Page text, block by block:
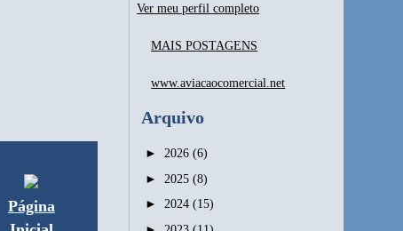
Página
Ver meu perfil completo
MAIS POSTAGENS
www.aviacaocomercial.net
Arquivo
► 2026(6)
► 2025(8)
► 2024(15)